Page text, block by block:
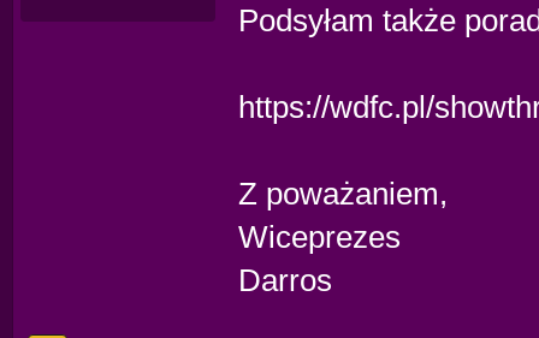
Podsyłam także
https://wdfc.pl/
Z poważaniem,
Wiceprezes
Darros